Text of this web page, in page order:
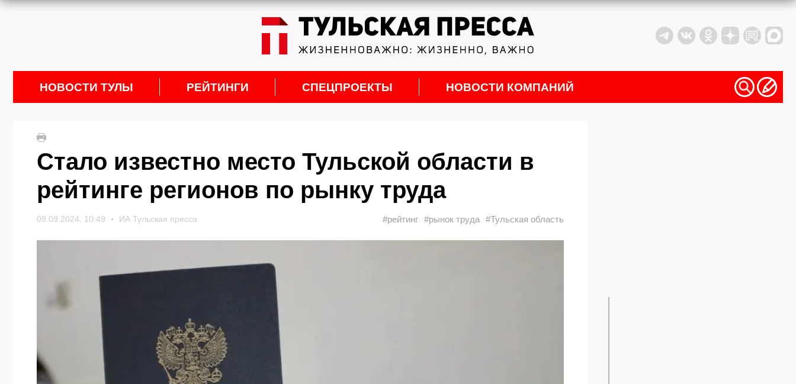
НОВОСТИ ТУЛЫ РЕЙТИНГИ СПЕЦПРОЕКТЫ НОВОСТИ КОМПАНИЙ
Стало известно место Тульской области в
рейтинге регионов по рынку труда
09.09.2024, 10:49 ИА Тульская пресса #рейтинг #рынок труда #Тульская область